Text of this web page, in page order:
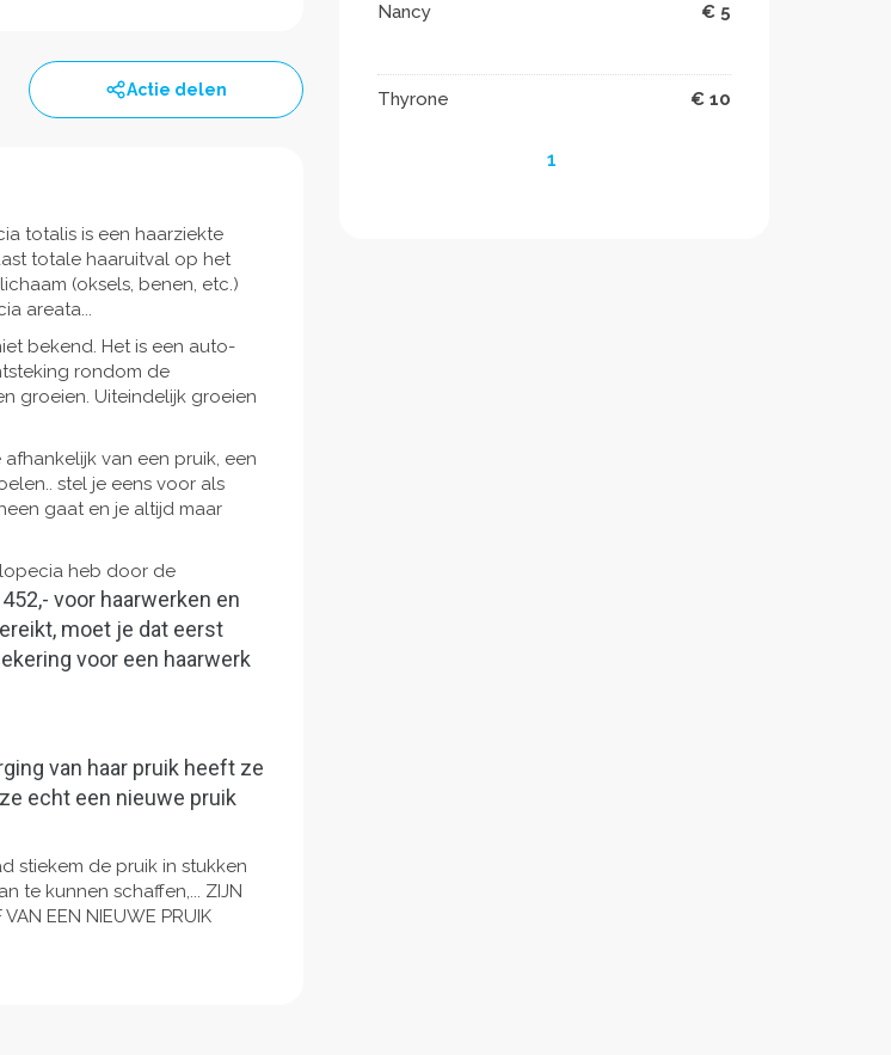
Actie delen
totalis is een haarziekte
totale haaruitval op het
(oksels, benen, etc.)
areata...
bekend. Het is een auto-
rondom de
groeien. Uiteindelijk groeien
van een pruik, een
stel je eens voor als
gaat en je altijd maar
heb door de
voor haarwerken en
moet je dat eerst
voor een haarwerk
van haar pruik heeft ze
echt een nieuwe pruik
stiekem de pruik in stukken
te kunnen schaffen,... ZIJN
EEN NIEUWE PRUIK
Nancy € 5
Thyrone € 10
1